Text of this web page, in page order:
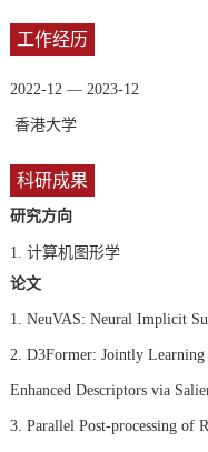
工作经历
2022-12 — 2023-12
香港大学
科研成果
研究方向
1. 计算机图形学
论文
1. NeuVAS: Neural Implicit
2. D3Former: Jointly Learning
Enhanced Descriptors via
3. Parallel Post-processing of